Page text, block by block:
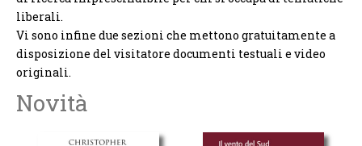
liberali.
Vi sono infine due sezioni che mettono gratuitamente a
disposizione del visitatore documenti testuali e video
originali.
Novità